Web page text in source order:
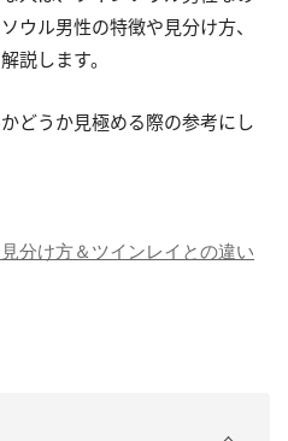
ル男性の特徴や見分け方、
説します。
どうか見極める際の参考にし
分け方＆ツインレイとの違い